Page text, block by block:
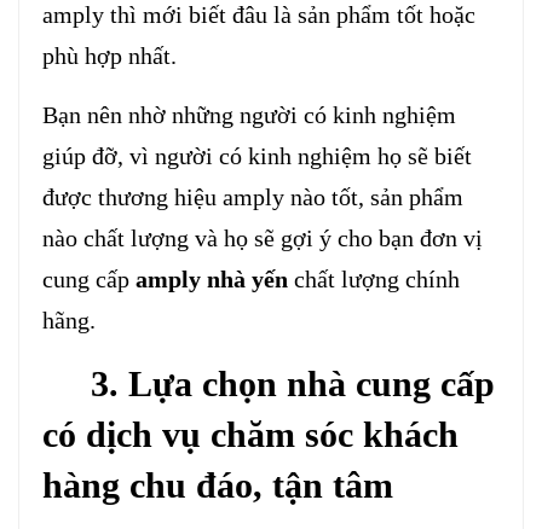
amply thì mới biết đâu là sản phẩm tốt hoặc
phù hợp nhất.
Bạn nên nhờ những người có kinh nghiệm
giúp đỡ, vì người có kinh nghiệm họ sẽ biết
được thương hiệu amply nào tốt, sản phẩm
nào chất lượng và họ sẽ gợi ý cho bạn đơn vị
cung cấp amply nhà yến chất lượng chính
hãng.
3. Lựa chọn nhà cung cấp
có dịch vụ chăm sóc khách
hàng chu đáo, tận tâm